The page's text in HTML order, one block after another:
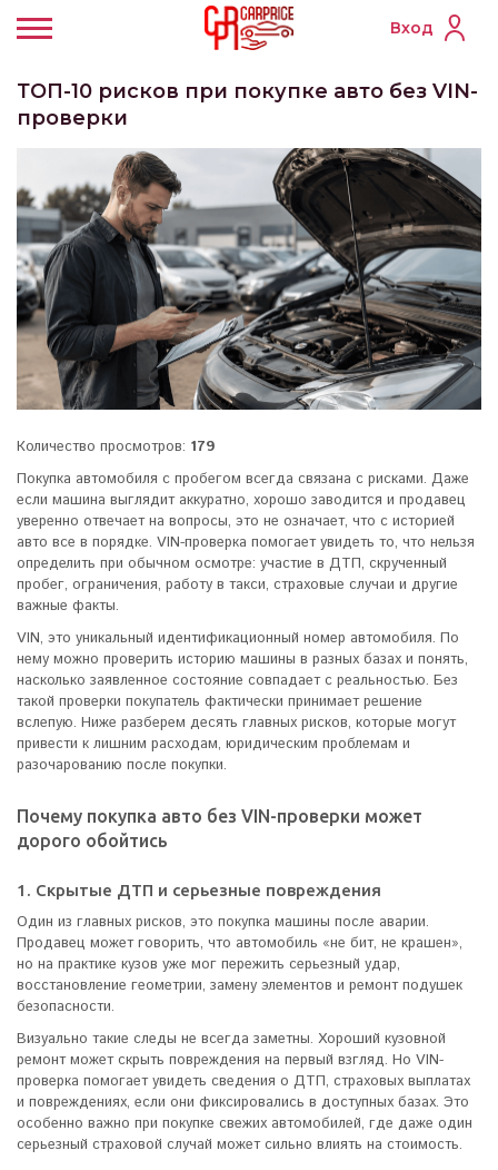
Вход
ТОП-10 рисков при покупке авто без VIN-
проверки
Количество просмотров: 179
Покупка автомобиля с пробегом всегда связана с рисками. Даже
если машина выглядит аккуратно, хорошо заводится и продавец
уверенно отвечает на вопросы, это не означает, что с историей
авто все в порядке. VIN-проверка помогает увидеть то, что нельзя
определить при обычном осмотре: участие в ДТП, скрученный
пробег, ограничения, работу в такси, страховые случаи и другие
важные факты.
VIN, это уникальный идентификационный номер автомобиля. По
нему можно проверить историю машины в разных базах и понять,
насколько заявленное состояние совпадает с реальностью. Без
такой проверки покупатель фактически принимает решение
вслепую. Ниже разберем десять главных рисков, которые могут
привести к лишним расходам, юридическим проблемам и
разочарованию после покупки.
Почему покупка авто без VIN-проверки может
дорого обойтись
1. Скрытые ДТП и серьезные повреждения
Один из главных рисков, это покупка машины после аварии.
Продавец может говорить, что автомобиль «не бит, не крашен»,
но на практике кузов уже мог пережить серьезный удар,
восстановление геометрии, замену элементов и ремонт подушек
безопасности.
Визуально такие следы не всегда заметны. Хороший кузовной
ремонт может скрыть повреждения на первый взгляд. Но VIN-
проверка помогает увидеть сведения о ДТП, страховых выплатах
и повреждениях, если они фиксировались в доступных базах. Это
особенно важно при покупке свежих автомобилей, где даже один
серьезный страховой случай может сильно влиять на стоимость.